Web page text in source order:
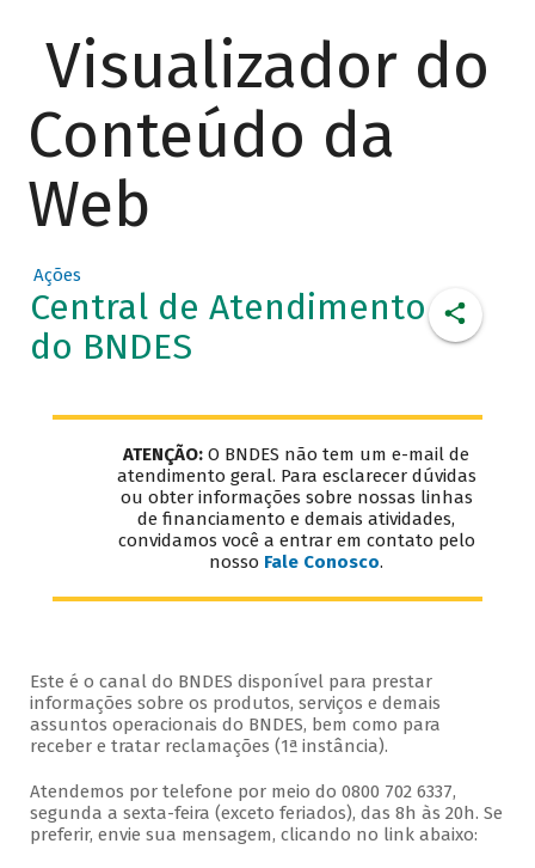
Visualizador do
Conteúdo da
Web
Ações
Central de Atendimento
do BNDES
ATENÇÃO: O BNDES não tem um e-mail de
atendimento geral. Para esclarecer dúvidas
ou obter informações sobre nossas linhas
de financiamento e demais atividades,
convidamos você a entrar em contato pelo
nosso Fale Conosco.
Este é o canal do BNDES disponível para prestar
informações sobre os produtos, serviços e demais
assuntos operacionais do BNDES, bem como para
receber e tratar reclamações (1ª instância).
Atendemos por telefone por meio do 0800 702 6337,
segunda a sexta-feira (exceto feriados), das 8h às 20h. Se
preferir, envie sua mensagem, clicando no link abaixo: